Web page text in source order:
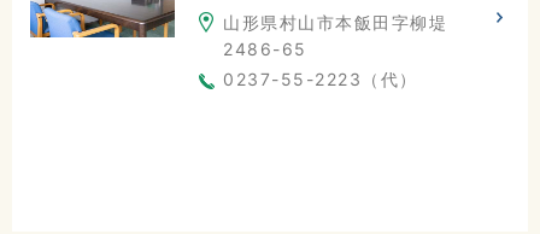
山形県村山市本飯田字柳堤
2486-65
0237-55-2223（代）